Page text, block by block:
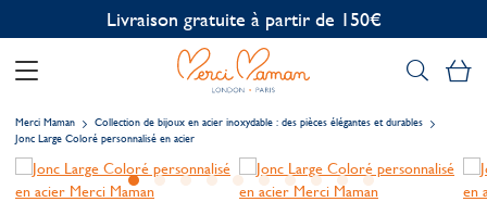
Personnalisation offerte
Merci Maman
Collection de bijoux en acier inoxydable : des pièces élégantes et durables
Jonc Large Coloré personnalisé en acier